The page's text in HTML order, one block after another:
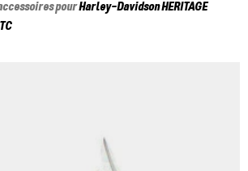
pourHarley-DavidsonHERITAGE